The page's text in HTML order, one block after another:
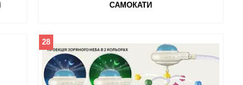
САМОКАТИ
28